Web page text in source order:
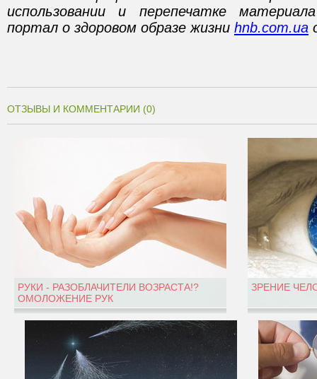
использовании и перепечатке
портал о здоровом образе жизни hnb.com.ua
ОТЗЫВЫ И КОММЕНТАРИИ (0)
РУКИ - РАЗОБЛАЧИТЕЛИ ВОЗРАСТА!?
ОМОЛОЖЕНИЕ РУК
ЗРЕНИЕ